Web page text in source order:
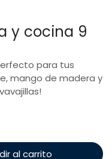
y cocina 9
para tus
mango de madera y
al carrito